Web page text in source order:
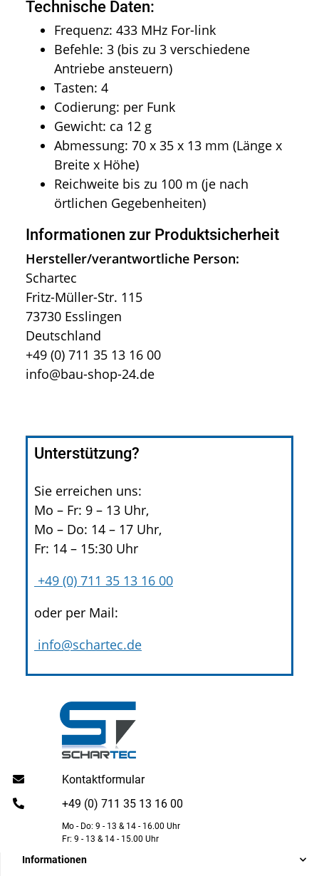
Technische Daten:
Frequenz: 433 MHz For-link
Befehle: 3 (bis zu 3 verschiedene
Antriebe ansteuern)
Tasten: 4
Codierung: per Funk
Gewicht: ca 12 g
Abmessung: 70 x 35 x 13 mm (Länge x
Breite x Höhe)
Reichweite bis zu 100 m (je nach
örtlichen Gegebenheiten)
Informationen zur Produktsicherheit
Hersteller/verantwortliche Person:
Schartec
Fritz-Müller-Str. 115
73730 Esslingen
Deutschland
+49 (0) 711 35 13 16 00
info@bau-shop-24.de
Unterstützung?
Sie erreichen uns:
Mo – Fr: 9 – 13 Uhr,
Mo – Do: 14 – 17 Uhr,
Fr: 14 – 15:30 Uhr
+49 (0) 711 35 13 16 00
oder per Mail:
info@schartec.de
Kontaktformular
+49 (0) 711 35 13 16 00
Mo - Do: 9 - 13 & 14 - 16.00 Uhr
Fr: 9 - 13 & 14 - 15.00 Uhr
Informationen